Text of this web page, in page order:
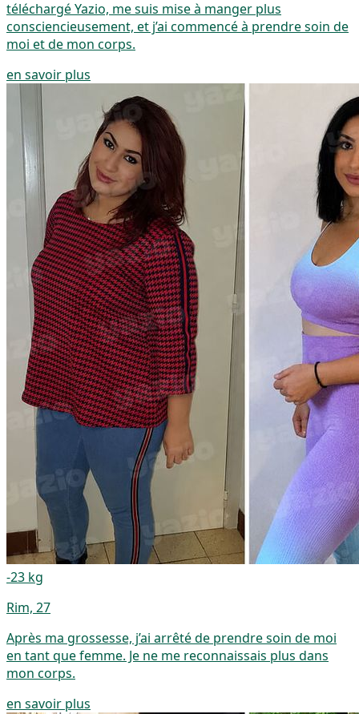
téléchargé Yazio, me suis mise à manger plus
consciencieusement, et j’ai commencé à prendre soin de
moi et de mon corps.
en savoir plus
-23 kg
Rim, 27
Après ma grossesse, j’ai arrêté de prendre soin de moi
en tant que femme. Je ne me reconnaissais plus dans
mon corps.
en savoir plus